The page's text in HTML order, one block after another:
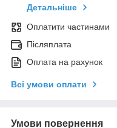
Детальніше
Оплатити частинами
Післяплата
Оплата на рахунок
Всі умови оплати
Умови повернення